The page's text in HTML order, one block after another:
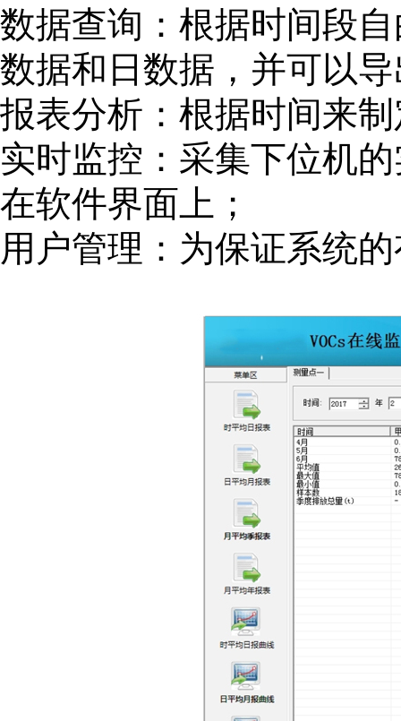
数据查询：根据时间段
数据和日数据，并可以
报表分析：根据时间来
实时监控：采集下位机
在软件界面上；
用户管理：为保证系统